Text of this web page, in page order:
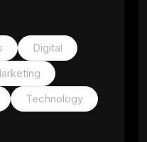
Digital
Technology